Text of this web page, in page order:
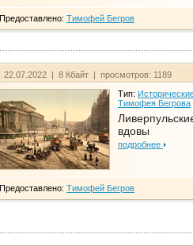
Предоставлено: Тимофей Бегров
22.07.2022 | 8 Кбайт | просмотров: 1189
Тип:
Тимофея Бегрова
вдовы
подробнее
Предоставлено: Тимофей Бегров